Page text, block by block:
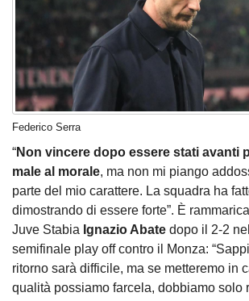
Federico Serra
“Non vincere dopo essere stati avanti
male al morale, ma non mi piango
parte del mio carattere. La squadra ha
dimostrando di essere forte”. È
Juve Stabia Ignazio Abate dopo il 2-2
semifinale play off contro il Monza:
ritorno sarà difficile, ma se metteremo in
qualità possiamo farcela, dobbiamo solo